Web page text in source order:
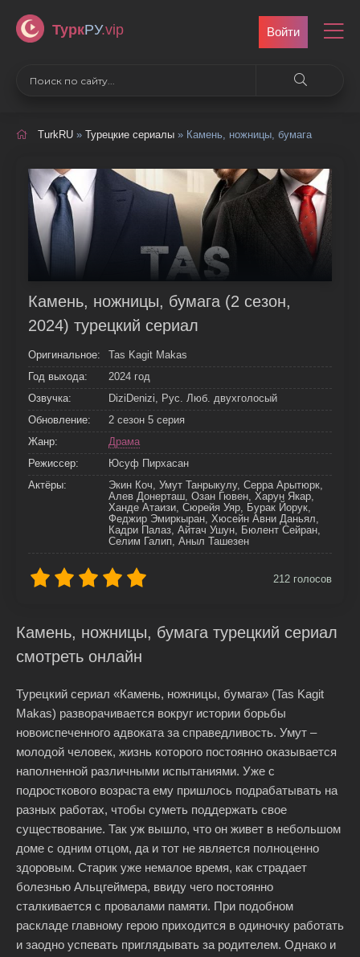
ТуркРУ.vip Войти
TurkRU » Турецкие сериалы » Камень, ножницы, бумага
Камень, ножницы, бумага (2 сезон,
2024) турецкий сериал
Оригинальное:
Tas Kagit Makas
Год выхода:
2024 год
Озвучка:
DiziDenizi, Рус. Люб. двухголосый
Обновление:
2 сезон 5 серия
Жанр:
Драма
Режиссер:
Юсуф Пирхасан
Актёры:
Экин Коч, Умут Танрыкулу, Серра Арытюрк,
Алев Донерташ, Озан Гювен, Харун Якар,
Ханде Атаизи, Сюрейя Уяр, Бурак Йорук,
Феджир Эмиркыран, Хюсейн Авни Даньял,
Кадри Палаз, Айтач Ушун, Бюлент Сейран,
Селим Галип, Аныл Ташезен
212 голосов
Камень, ножницы, бумага турецкий сериал
смотреть онлайн
Турецкий сериал «Камень, ножницы, бумага» (Tas Kagit
Makas) разворачивается вокруг истории борьбы
новоиспеченного адвоката за справедливость. Умут –
молодой человек, жизнь которого постоянно оказывается
наполненной различными испытаниями. Уже с
подросткового возраста ему пришлось подрабатывать на
разных работах, чтобы суметь поддержать свое
существование. Так уж вышло, что он живет в небольшом
доме с одним отцом, да и тот не является полноценно
здоровым. Старик уже немалое время, как страдает
болезнью Альцгеймера, ввиду чего постоянно
сталкивается с провалами памяти. При подобном
раскладе главному герою приходится в одиночку работать
и заодно успевать приглядывать за родителем. Однако и